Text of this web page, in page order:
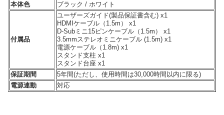
本体色
ブラック / ホワイト
付属品
ユーザーズガイド(製品保証書含む) x1
HDMIケーブル（1.5m） x1
D-Subミニ15ピンケーブル（1.5m） x1
3.5mmステレオミニケーブル (1.5m) x1
電源ケーブル（1.8m) x1
スタンド支柱 x1
スタンド台座 x1
保証期間
5年間(ただし、使用時間は30,000時間以内に限る)
電源連動
対応